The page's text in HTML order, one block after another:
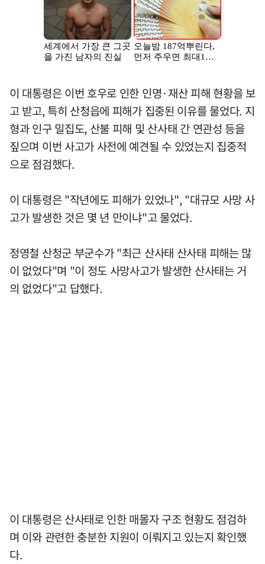
이 대통령은 이번 호우로 인한 인명·재산 피해 현황을 보
고 받고, 특히 산청읍에 피해가 집중된 이유를 물었다. 지
형과 인구 밀집도, 산불 피해 및 산사태 간 연관성 등을
짚으며 이번 사고가 사전에 예견될 수 있었는지 집중적
으로 점검했다.
이 대통령은 "작년에도 피해가 있었나", "대규모 사망 사
고가 발생한 것은 몇 년 만이냐"고 물었다.
정영철 산청군 부군수가 "최근 산사태 산사태 피해는 많
이 없었다"며 "이 정도 사망사고가 발생한 산사태는 거
의 없었다"고 답했다.
이 대통령은 산사태로 인한 매몰자 구조 현황도 점검하
며 이와 관련한 충분한 지원이 이뤄지고 있는지 확인했
다.